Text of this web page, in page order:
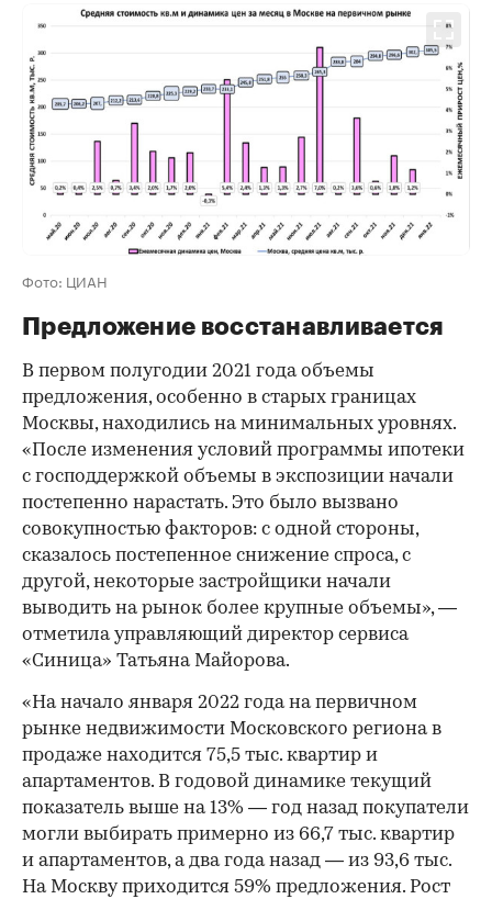
Фото: ЦИАН
Предложение восстанавливается
В первом полугодии 2021 года объемы
предложения, особенно в старых границах
Москвы, находились на минимальных уровнях.
«После изменения условий программы ипотеки
с господдержкой объемы в экспозиции начали
постепенно нарастать. Это было вызвано
совокупностью факторов: с одной стороны,
сказалось постепенное снижение спроса, с
другой, некоторые застройщики начали
выводить на рынок более крупные объемы», —
отметила управляющий директор сервиса
«Синица» Татьяна Майорова.
«На начало января 2022 года на первичном
рынке недвижимости Московского региона в
продаже находится 75,5 тыс. квартир и
апартаментов. В годовой динамике текущий
показатель выше на 13% — год назад покупатели
могли выбирать примерно из 66,7 тыс. квартир
и апартаментов, а два года назад — из 93,6 тыс.
На Москву приходится 59% предложения. Рост